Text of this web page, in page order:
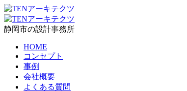
静岡市の設計事務所
HOME
コンセプト
事例
会社概要
よくある質問